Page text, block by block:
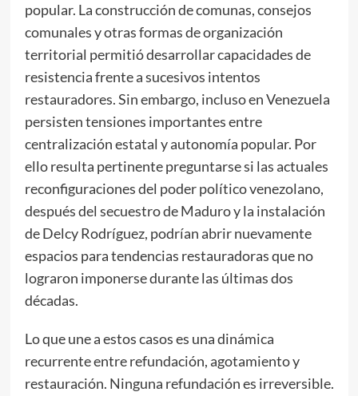
popular. La construcción de comunas, consejos
comunales y otras formas de organización
territorial permitió desarrollar capacidades de
resistencia frente a sucesivos intentos
restauradores. Sin embargo, incluso en Venezuela
persisten tensiones importantes entre
centralización estatal y autonomía popular. Por
ello resulta pertinente preguntarse si las actuales
reconfiguraciones del poder político venezolano,
después del secuestro de Maduro y la instalación
de Delcy Rodríguez, podrían abrir nuevamente
espacios para tendencias restauradoras que no
lograron imponerse durante las últimas dos
décadas.
Lo que une a estos casos es una dinámica
recurrente entre refundación, agotamiento y
restauración. Ninguna refundación es irreversible.